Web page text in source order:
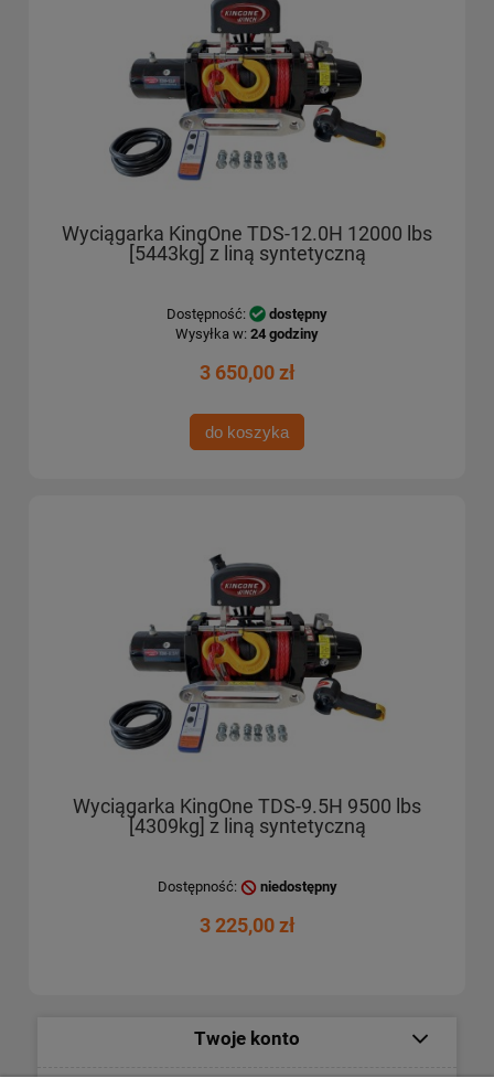
Wyciągarka KingOne TDS-12.0H 12000 lbs
[5443kg] z liną syntetyczną
Dostępność:
dostępny
Wysyłka w: 24 godziny
3 650,00 zł
do koszyka
Wyciągarka KingOne TDS-9.5H 9500 lbs
[4309kg] z liną syntetyczną
Dostępność: niedostępny
3 225,00 zł
Twoje konto